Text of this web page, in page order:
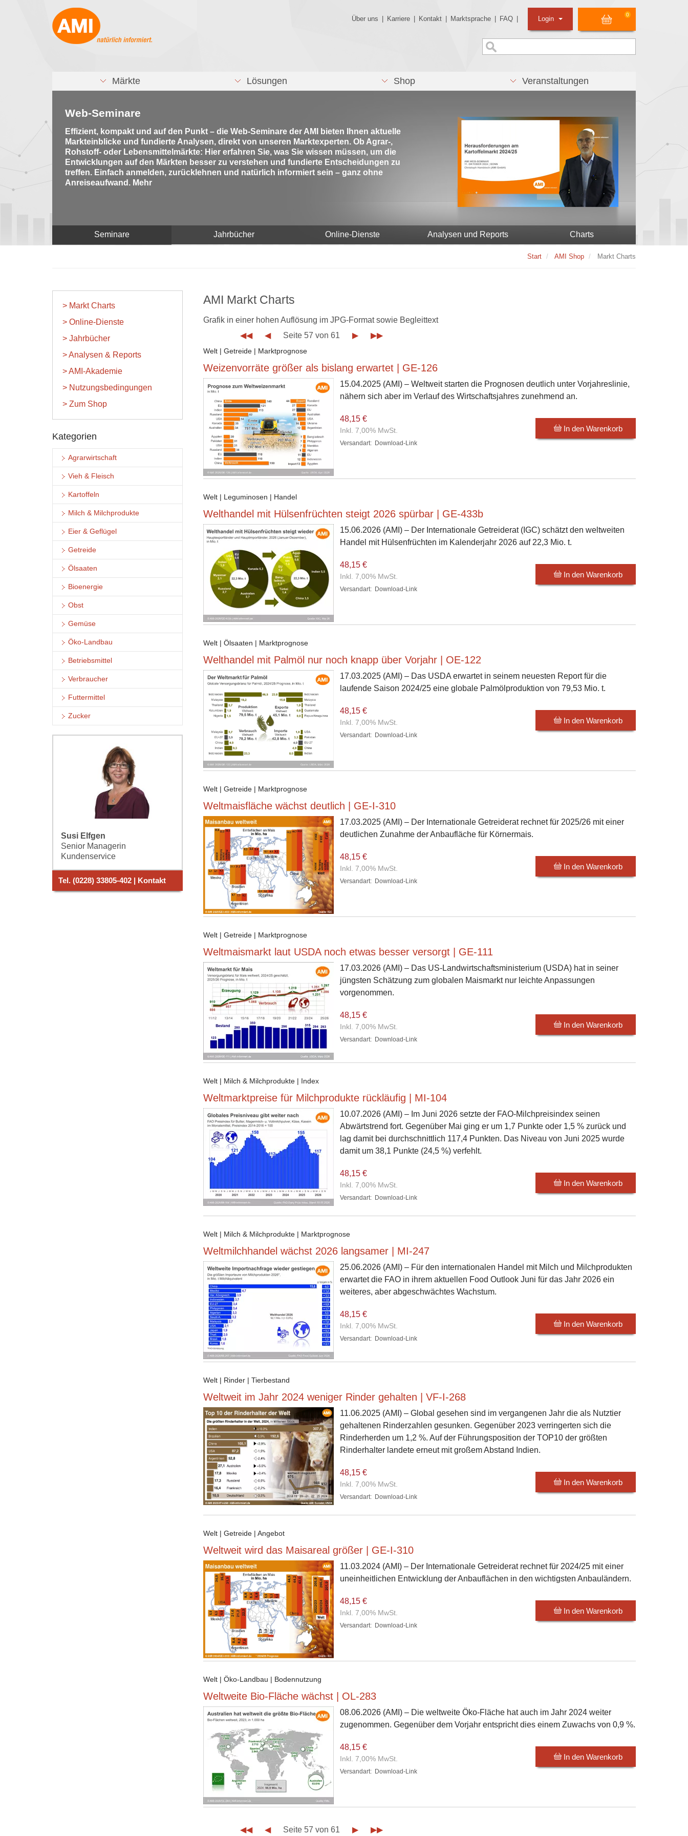
Über uns Karriere Kontakt Marktsprache FAQ
0
Login
Märkte Lösungen Shop Veranstaltungen
Web-Seminare
Effizient, kompakt und auf den Punkt – die Web-Seminare der AMI bieten Ihnen aktuelle
Markteinblicke und fundierte Analysen, direkt von unseren Marktexperten. Ob Agrar-,
Rohstoff- oder Lebensmittelmärkte: Hier erfahren Sie, was Sie wissen müssen, um die
Entwicklungen auf den Märkten besser zu verstehen und fundierte Entscheidungen zu
treffen. Einfach anmelden, zurücklehnen und natürlich informiert sein – ganz ohne
Anreiseaufwand. Mehr
Seminare Jahrbücher Online-Dienste Analysen und Reports Charts
Start AMI Shop Markt Charts
> Markt Charts
> Online-Dienste
> Jahrbücher
> Analysen & Reports
> AMI-Akademie
> Nutzungsbedingungen
> Zum Shop
Kategorien
Agrarwirtschaft
Vieh & Fleisch
Kartoffeln
Milch & Milchprodukte
Eier & Geflügel
Getreide
Ölsaaten
Bioenergie
Obst
Gemüse
Öko-Landbau
Betriebsmittel
Verbraucher
Futtermittel
Zucker
Susi Elfgen
Senior Managerin
Kundenservice
Tel. (0228) 33805-402 | Kontakt
AMI Markt Charts
Grafik in einer hohen Auflösung im JPG-Format sowie Begleittext
◀◀
◀ Seite 57 von 61 ▶ ▶▶
Welt | Getreide | Marktprognose
Weizenvorräte größer als bislang erwartet | GE-126
15.04.2025 (AMI) – Weltweit starten die Prognosen deutlich unter Vorjahreslinie,
nähern sich aber im Verlauf des Wirtschaftsjahres zunehmend an.
48,15 €
Inkl. 7,00% MwSt.
Versandart: Download-Link
In den Warenkorb
Welt | Leguminosen | Handel
Welthandel mit Hülsenfrüchten steigt 2026 spürbar | GE-433b
15.06.2026 (AMI) – Der Internationale Getreiderat (IGC) schätzt den weltweiten
Handel mit Hülsenfrüchten im Kalenderjahr 2026 auf 22,3 Mio. t.
48,15 €
Inkl. 7,00% MwSt.
Versandart: Download-Link
In den Warenkorb
Welt | Ölsaaten | Marktprognose
Welthandel mit Palmöl nur noch knapp über Vorjahr | OE-122
17.03.2025 (AMI) – Das USDA erwartet in seinem neuesten Report für die
laufende Saison 2024/25 eine globale Palmölproduktion von 79,53 Mio. t.
48,15 €
Inkl. 7,00% MwSt.
Versandart: Download-Link
In den Warenkorb
Welt | Getreide | Marktprognose
Weltmaisfläche wächst deutlich | GE-I-310
17.03.2025 (AMI) – Der Internationale Getreiderat rechnet für 2025/26 mit einer
deutlichen Zunahme der Anbaufläche für Körnermais.
48,15 €
Inkl. 7,00% MwSt.
Versandart: Download-Link
In den Warenkorb
Welt | Getreide | Marktprognose
Weltmaismarkt laut USDA noch etwas besser versorgt | GE-111
17.03.2026 (AMI) – Das US-Landwirtschaftsministerium (USDA) hat in seiner
jüngsten Schätzung zum globalen Maismarkt nur leichte Anpassungen
vorgenommen.
48,15 €
Inkl. 7,00% MwSt.
Versandart: Download-Link
In den Warenkorb
Welt | Milch & Milchprodukte | Index
Weltmarktpreise für Milchprodukte rückläufig | MI-104
10.07.2026 (AMI) – Im Juni 2026 setzte der FAO-Milchpreisindex seinen
Abwärtstrend fort. Gegenüber Mai ging er um 1,7 Punkte oder 1,5 % zurück und
lag damit bei durchschnittlich 117,4 Punkten. Das Niveau von Juni 2025 wurde
damit um 38,1 Punkte (24,5 %) verfehlt.
48,15 €
Inkl. 7,00% MwSt.
Versandart: Download-Link
In den Warenkorb
Welt | Milch & Milchprodukte | Marktprognose
Weltmilchhandel wächst 2026 langsamer | MI-247
25.06.2026 (AMI) – Für den internationalen Handel mit Milch und Milchprodukten
erwartet die FAO in ihrem aktuellen Food Outlook Juni für das Jahr 2026 ein
weiteres, aber abgeschwächtes Wachstum.
48,15 €
Inkl. 7,00% MwSt.
Versandart: Download-Link
In den Warenkorb
Welt | Rinder | Tierbestand
Weltweit im Jahr 2024 weniger Rinder gehalten | VF-I-268
11.06.2025 (AMI) – Global gesehen sind im vergangenen Jahr die als Nutztier
gehaltenen Rinderzahlen gesunken. Gegenüber 2023 verringerten sich die
Rinderherden um 1,2 %. Auf der Führungsposition der TOP10 der größten
Rinderhalter landete erneut mit großem Abstand Indien.
48,15 €
Inkl. 7,00% MwSt.
Versandart: Download-Link
In den Warenkorb
Welt | Getreide | Angebot
Weltweit wird das Maisareal größer | GE-I-310
11.03.2024 (AMI) – Der Internationale Getreiderat rechnet für 2024/25 mit einer
uneinheitlichen Entwicklung der Anbauflächen in den wichtigsten Anbauländern.
48,15 €
Inkl. 7,00% MwSt.
Versandart: Download-Link
In den Warenkorb
Welt | Öko-Landbau | Bodennutzung
Weltweite Bio-Fläche wächst | OL-283
08.06.2026 (AMI) – Die weltweite Öko-Fläche hat auch im Jahr 2024 weiter
zugenommen. Gegenüber dem Vorjahr entspricht dies einem Zuwachs von 0,9 %.
48,15 €
Inkl. 7,00% MwSt.
Versandart: Download-Link
In den Warenkorb
◀◀ ◀ Seite 57 von 61 ▶ ▶▶